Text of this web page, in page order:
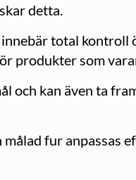
detta.
total
produkter som
och kan även ta
fur anpassas